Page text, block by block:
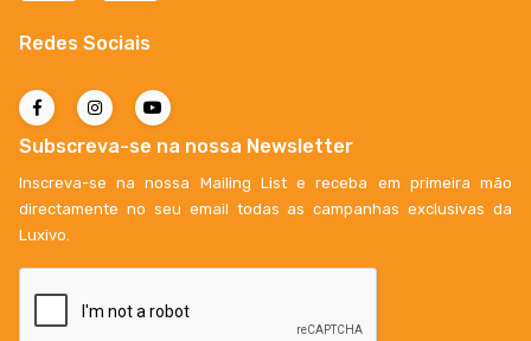
Redes Sociais
Subscreva-se na nossa Newsletter
Inscreva-se na nossa Mailing List e receba em primeira mão
directamente no seu email todas as campanhas exclusivas da
Luxivo.